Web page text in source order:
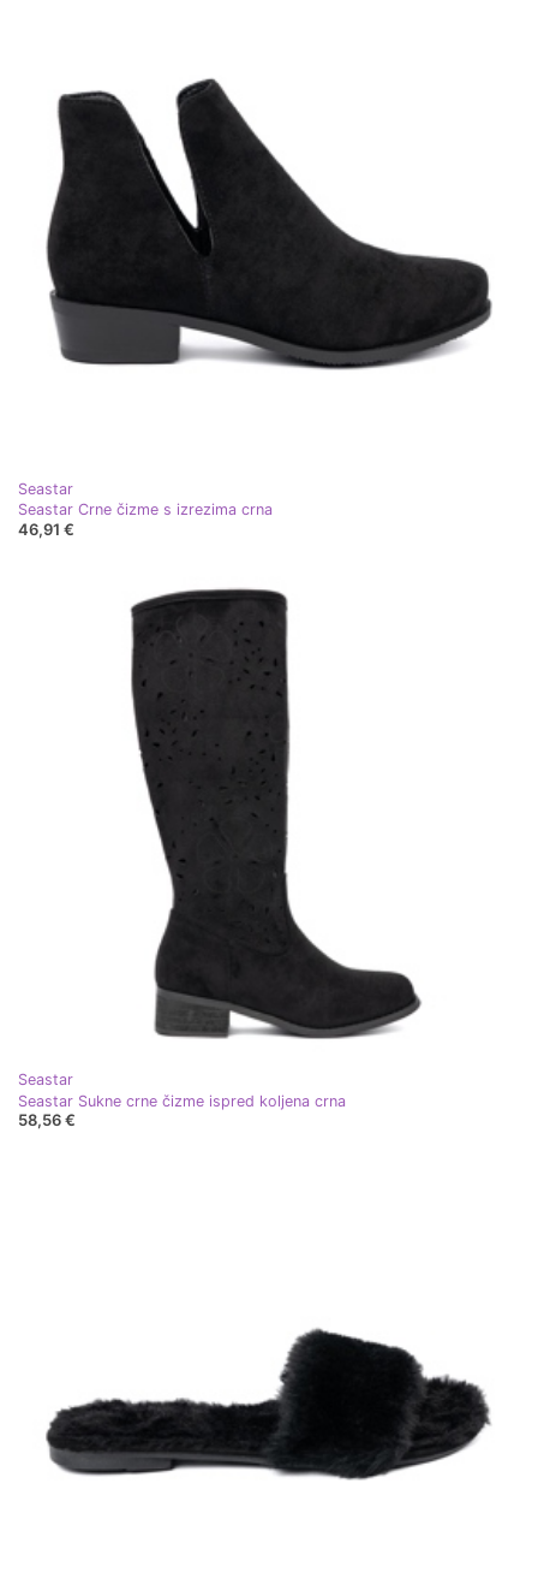
Seastar
Seastar Crne čizme s izrezima crna
46,91 €
Seastar
Seastar Sukne crne čizme ispred koljena crna
58,56 €